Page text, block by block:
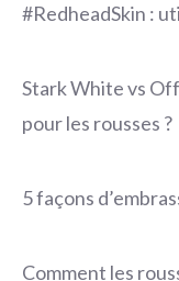
#RedheadSkin :
Stark White vs
pour les rousses ?
5 façons
Comment les